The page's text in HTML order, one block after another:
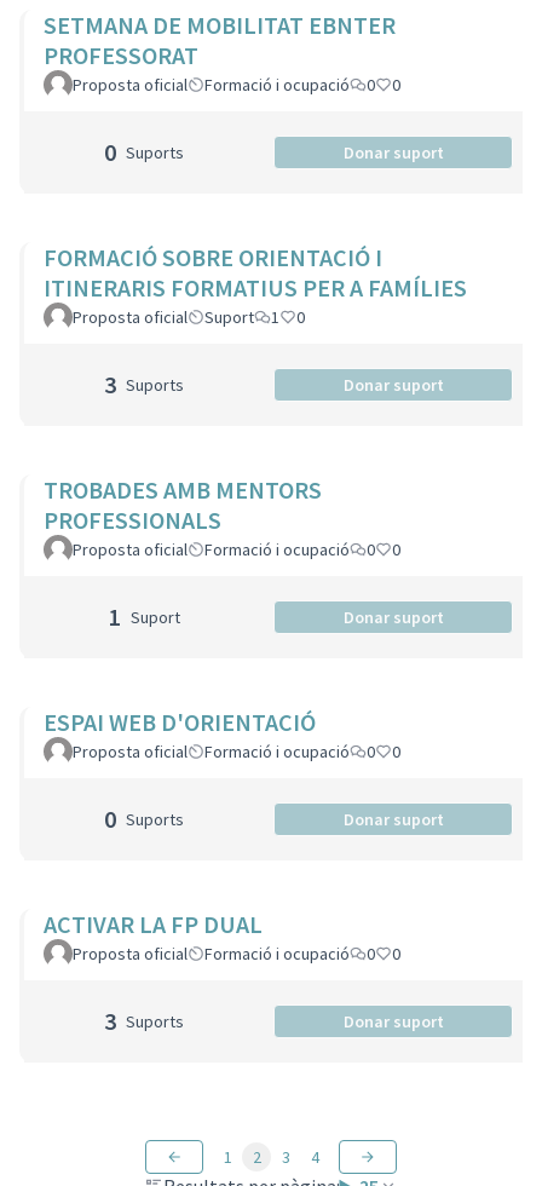
SETMANA DE MOBILITAT EBNTER
PROFESSORAT
Proposta oficial Formació i ocupació 0 0
0 Suports Donar suport
FORMACIÓ SOBRE ORIENTACIÓ I
ITINERARIS FORMATIUS PER A FAMÍLIES
Proposta oficial Suport 1 0
3 Suports Donar suport
TROBADES AMB MENTORS
PROFESSIONALS
Proposta oficial Formació i ocupació 0 0
1 Suport Donar suport
ESPAI WEB D'ORIENTACIÓ
Proposta oficial Formació i ocupació 0 0
0 Suports Donar suport
ACTIVAR LA FP DUAL
Proposta oficial Formació i ocupació 0 0
3 Suports Donar suport
1 2 3 4